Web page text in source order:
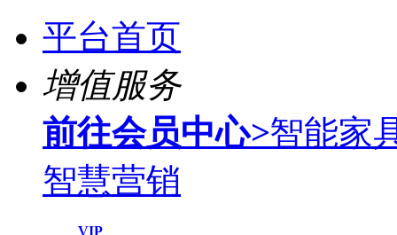
平台首页
增值服务
前往会员中心>智能家
智慧营销
VIP